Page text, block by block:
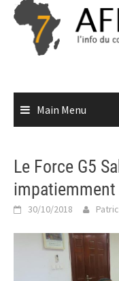
Skip
content
Main Menu
Le Force G5
30/10/2018